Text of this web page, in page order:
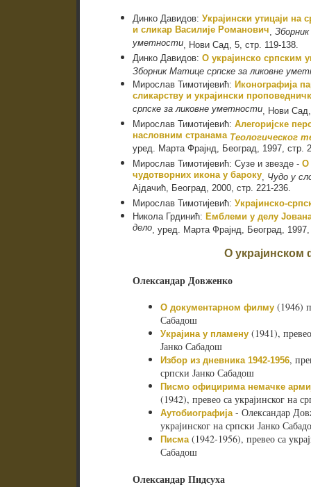
Динко Давидов: Украјински утицаји на
и сликар Василије Романович
уметности, Нови Сад, 5, стр. 119-138.
Динко Давидов: О украјинско српским
Зборник Матице српске за ликовне
Мирослав Тимотијевић: Иконографија
сликарству и украјински
српске за ликовне уметности, Нови Сад,
Мирослав Тимотијевић: Алегоријске
насловним странама Теологическог
уред. Марта Фрајнд, Београд, 1997, стр.
Мирослав Тимотијевић: Сузе и звезде - О
чудотворних икона у бароку, Чудо у
Ајдачић, Београд, 2000, стр. 221-236.
Мирослав Тимотијевић: Украјинско-
Никола Грдинић: Емблеми у делу
дело, уред. Марта Фрајнд, Београд, 1997,
О украјинском
Олександар Довженко
О документарном филму(1946)
Сабадош
Украјина у пламену(1941),
Јанко Сабадош
Избор из дневника 1942-1956,
српски Јанко Сабадош
Писмо официрима немачке
(1942), превео са украјинског на
Аутобиографија- Олександар
украјинског на српски Јанко
Писма(1942-1956), превео са
Сабадош
Олександар Пидсуха